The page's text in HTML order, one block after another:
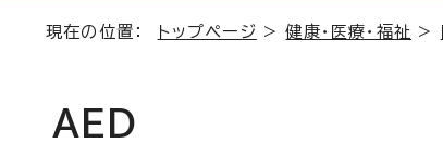
現在の位置： トップページ >健康・医療・福祉 >
AED